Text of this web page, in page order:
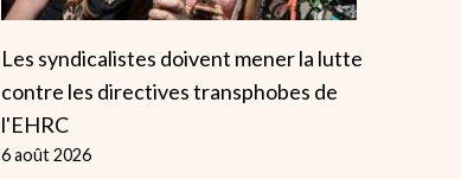
Les syndicalistes doivent mener la lutte
contre les directives transphobes de
l'EHRC
6 août 2026